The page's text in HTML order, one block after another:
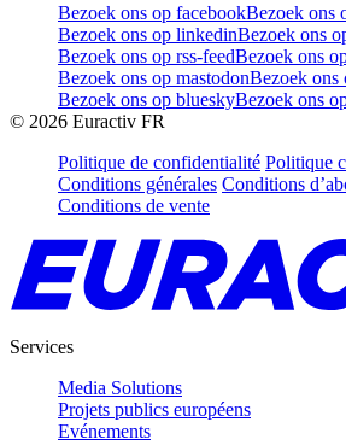
Bezoek ons op facebookBezoek ons
Bezoek ons op linkedinBezoek ons
Bezoek ons op rss-feedBezoek ons
Bezoek ons op mastodonBezoek ons
Bezoek ons op blueskyBezoek ons
© 2026 Euractiv FR
Politique de confidentialité Politique
Conditions générales Conditions
Conditions de vente
Services
Media Solutions
Projets publics européens
Evénements